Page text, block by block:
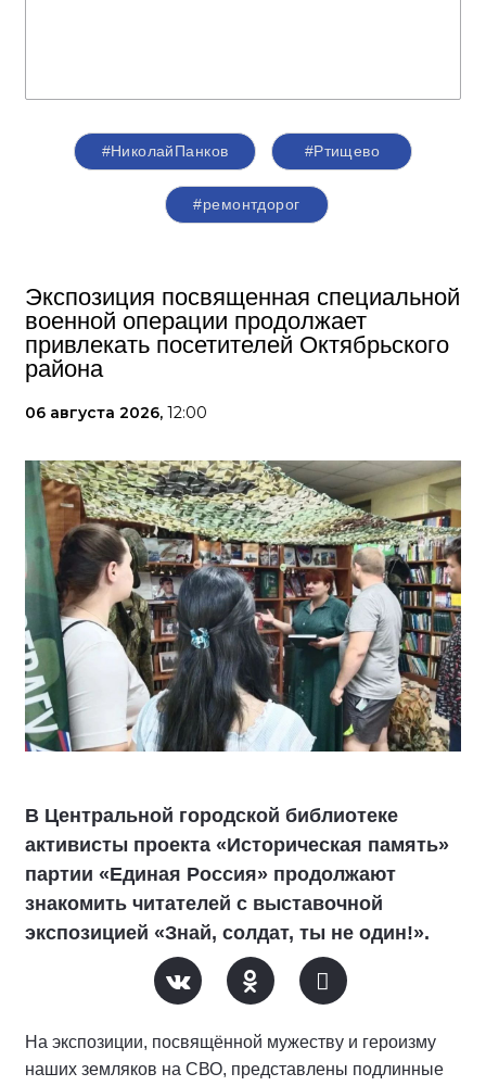
#НиколайПанков #Ртищево
#ремонтдорог
Экспозиция посвященная специальной
военной операции продолжает
привлекать посетителей Октябрьского
района
06 августа 2026, 12:00
В Центральной городской библиотеке
активисты проекта «Историческая память»
партии «Единая Россия» продолжают
знакомить читателей с выставочной
экспозицией «Знай, солдат, ты не один!».
На экспозиции, посвящённой мужеству и героизму
наших земляков на СВО, представлены подлинные